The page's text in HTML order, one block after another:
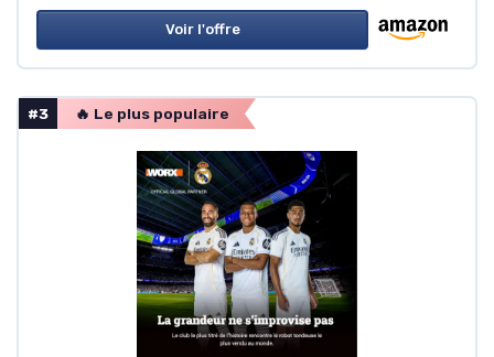
Voir l'offre
#3 🔥 Le plus populaire